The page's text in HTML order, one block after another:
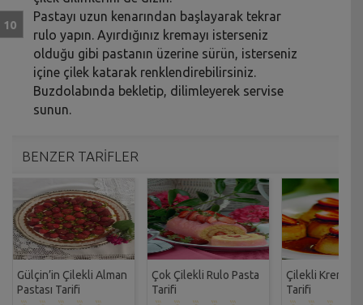
Pastayı uzun kenarından başlayarak tekrar
rulo yapın. Ayırdığınız kremayı isterseniz
olduğu gibi pastanın üzerine sürün, isterseniz
içine çilek katarak renklendirebilirsiniz.
Buzdolabında bekletip, dilimleyerek servise
sunun.
BENZER TARİFLER
Gülçin’in Çilekli Alman
Pastası Tarifi
Çok Çilekli Rulo Pasta
Tarifi
Çilekli Krem
Tarifi